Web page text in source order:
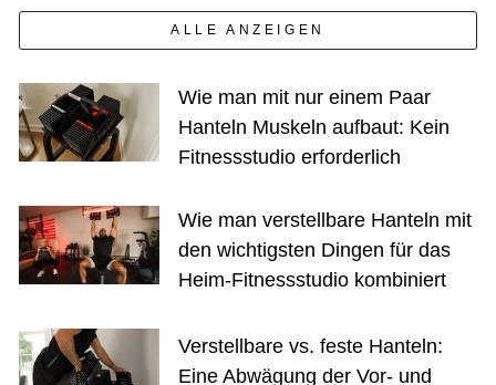
ALLE ANZEIGEN
Wie man mit nur einem Paar
Hanteln Muskeln aufbaut: Kein
Fitnessstudio erforderlich
Wie man verstellbare Hanteln mit
den wichtigsten Dingen für das
Heim-Fitnessstudio kombiniert
Verstellbare vs. feste Hanteln:
Eine Abwägung der Vor- und